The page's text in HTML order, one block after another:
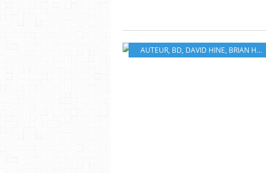
AUTEUR, BD, DAVID HINE, BRIAN HABERLIN